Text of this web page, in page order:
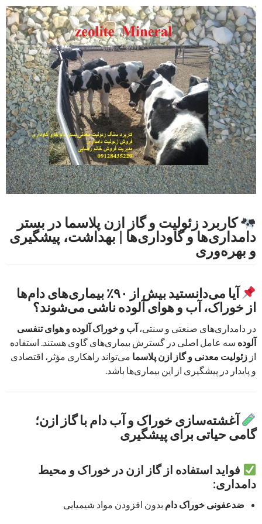
کاربرد زئولیت و گاز ازن پلاسما در بستر
دامداری‌ها و گاوداری‌ها | بهداشت، پیشگیری
و بهره‌وری
آیا می‌دانستید بیش از ۹۰٪ بیماری‌های دام‌ها
از خوراک، آب و هوای آلوده ناشی می‌شوند؟
در دامداری‌های صنعتی و سنتی، آب و خوراک آلوده و هوای تنفسی
آلوده سه عامل اصلی در گسترش بیماری‌های گاوی هستند. استفاده
از زئولیت معدنی و گاز ازن پلاسما می‌تواند راهکاری مؤثر، اقتصادی
و پایدار در پیشگیری از این بیماری‌ها باشد.
آغشته‌سازی خوراک و آب دام با گاز ازن؛
گامی حیاتی برای پیشگیری
فواید استفاده از گاز ازن در خوراک و محیط
دامداری:
ضدعفونی خوراک دام بدون افزودن مواد شیمیایی